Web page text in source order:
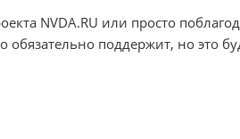
NVDA.RU или просто
обязательно поддержит, но это